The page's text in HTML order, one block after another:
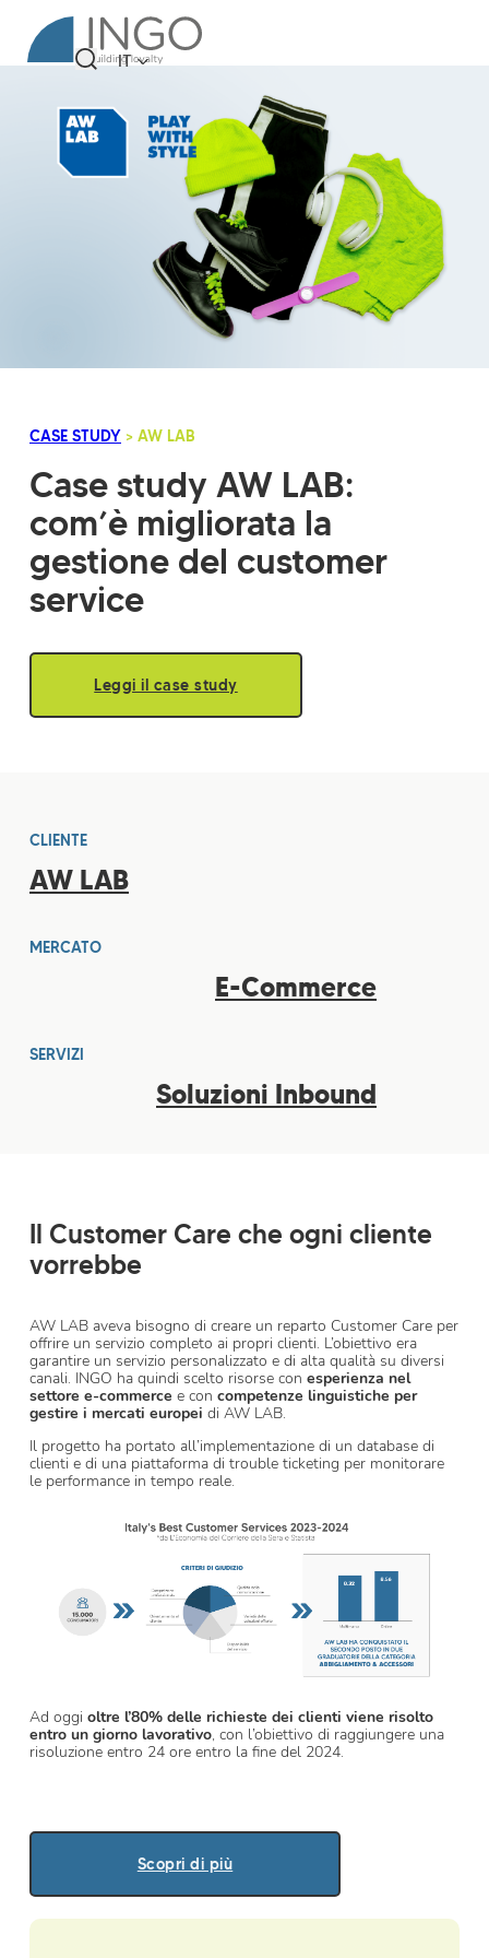
IT
CASE STUDY > AW LAB
Case study AW LAB:
com’è migliorata la
gestione del customer
service
Leggi il case study
CLIENTE
AW LAB
MERCATO
E-Commerce
SERVIZI
Soluzioni Inbound
Il Customer Care che ogni cliente
vorrebbe
AW LAB aveva bisogno di creare un reparto Customer Care per
offrire un servizio completo ai propri clienti. L’obiettivo era
garantire un servizio personalizzato e di alta qualità su diversi
canali. INGO ha quindi scelto risorse con esperienza nel
settore e-commerce e con competenze linguistiche per
gestire i mercati europei di AW LAB.
Il progetto ha portato all’implementazione di un database di
clienti e di una piattaforma di trouble ticketing per monitorare
le performance in tempo reale.
Ad oggi oltre l’80% delle richieste dei clienti viene risolto
entro un giorno lavorativo, con l’obiettivo di raggiungere una
risoluzione entro 24 ore entro la fine del 2024.
Scopri di più